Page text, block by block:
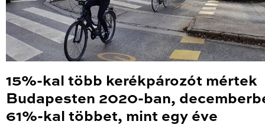
15%-kal több kerékpározót mértek
Budapesten 2020-ban,
61%-kal többet, mint egy éve